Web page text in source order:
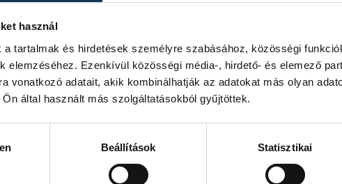
használ
a tartalmak és hirdetések személyre szabásához, közösségi
elemzéséhez. Ezenkívül közösségi média-, hirdető- és elemező
vonatkozó adatait, akik kombinálhatják az adatokat más olyan
által használt más szolgáltatásokból gyűjtöttek.
Beállítások Statisztikai